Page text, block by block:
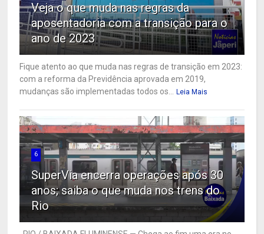
Veja o que muda nas regras da
aposentadoria com a transição para o
ano de 2023
Fique atento ao que muda nas regras de transição em 2023:
com a reforma da Previdência aprovada em 2019,
mudanças são implementadas todos os... Leia Mais
6
SuperVia encerra operações após 30
anos; saiba o que muda nos trens do
Rio